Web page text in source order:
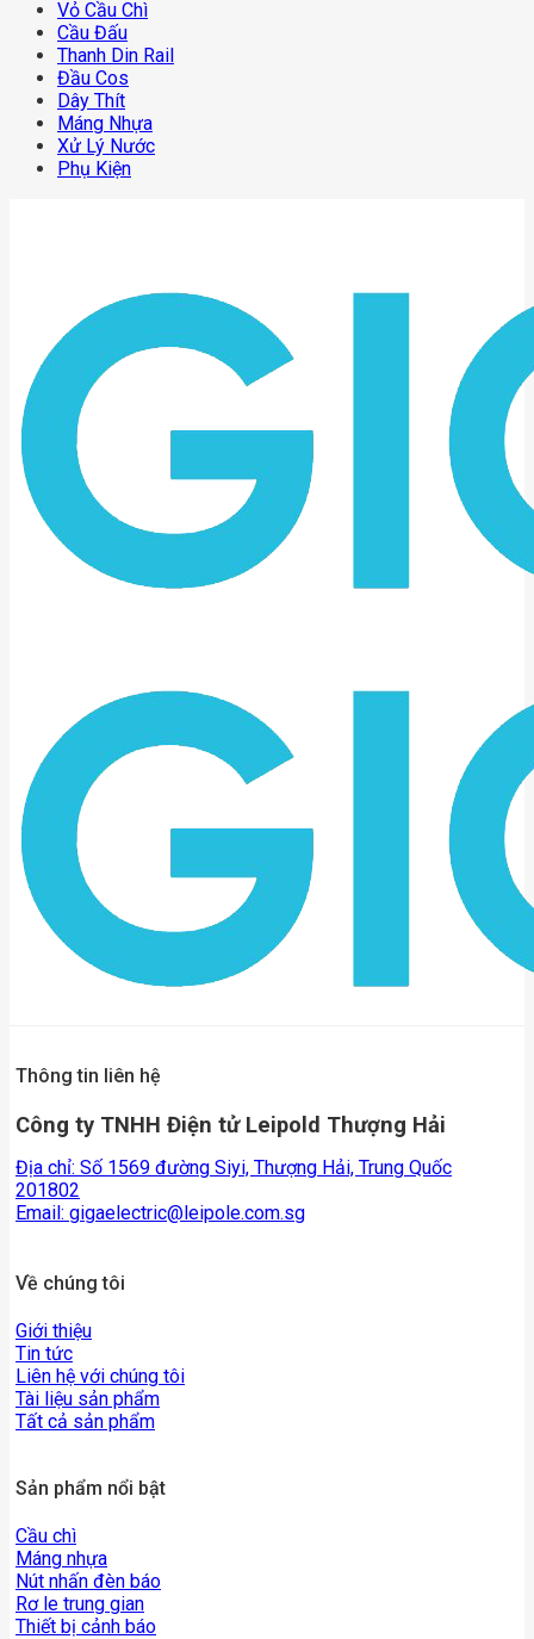
Vỏ Cầu Chì
Cầu Đấu
Thanh Din Rail
Đầu Cos
Dây Thít
Máng Nhựa
Xử Lý Nước
Phụ Kiện
Thông tin liên hệ
Công ty TNHH Điện tử Leipold Thượng Hải
Địa chỉ: Số 1569 đường Siyi, Thượng Hải, Trung Quốc
201802
Email: gigaelectric@leipole.com.sg
Về chúng tôi
Giới thiệu
Tin tức
Liên hệ với chúng tôi
Tài liệu sản phẩm
Tất cả sản phẩm
Sản phẩm nổi bật
Cầu chì
Máng nhựa
Nút nhấn đèn báo
Rơ le trung gian
Thiết bị cảnh báo